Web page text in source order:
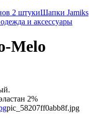
2 штукиШапки Jamiks
и аксессуары
Melo
2%
pic_58207ff0abb8f.jpg